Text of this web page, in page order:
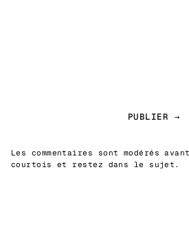
PUBLIER →
Les commentaires sont modérés
courtois et restez dans le sujet.